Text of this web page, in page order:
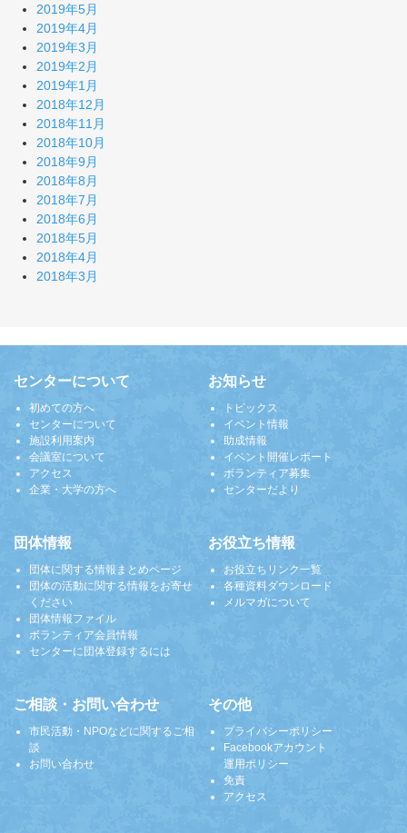
2019年5月
2019年4月
2019年3月
2019年2月
2019年1月
2018年12月
2018年11月
2018年10月
2018年9月
2018年8月
2018年7月
2018年6月
2018年5月
2018年4月
2018年3月
センターについて
初めての方へ
センターについて
施設利用案内
会議室について
アクセス
企業・大学の方へ
お知らせ
トピックス
イベント情報
助成情報
イベント開催レポート
ボランティア募集
センターだより
団体情報
団体に関する情報まとめページ
団体の活動に関する情報をお寄せ
ください
団体情報ファイル
ボランティア会員情報
センターに団体登録するには
お役立ち情報
お役立ちリンク一覧
各種資料ダウンロード
メルマガについて
ご相談・お問い合わせ
市民活動・NPOなどに関するご相
談
お問い合わせ
その他
プライバシーポリシー
Facebookアカウント
運用ポリシー
免責
アクセス